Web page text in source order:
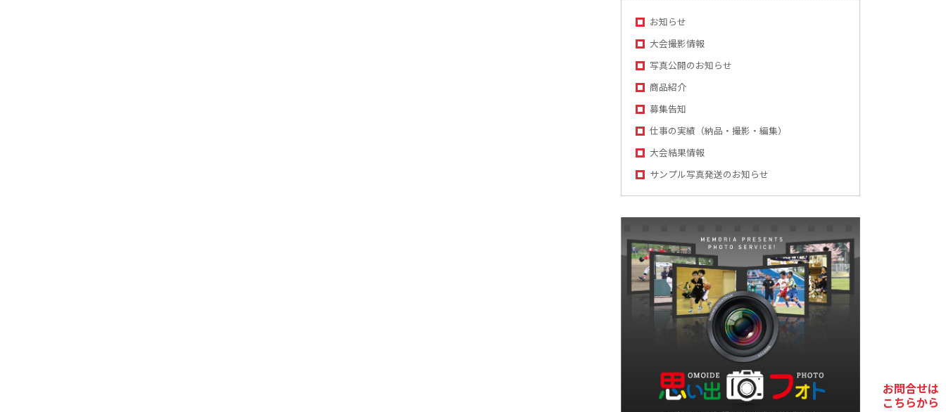
お知らせ
大会撮影情報
写真公開のお知らせ
商品紹介
募集告知
仕事の実績（納品・撮影・編集）
大会結果情報
サンプル写真発送のお知らせ
お問合せは
こちらから